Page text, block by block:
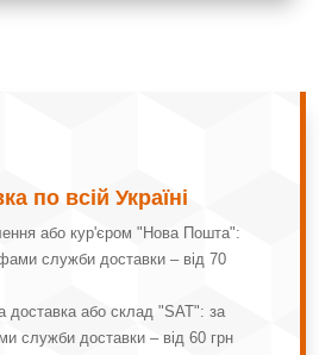
по всій Україні
або кур'єром "Нова Пошта":
служби доставки – від 70
доставка або склад "SAT": за
служби доставки – від 60 грн